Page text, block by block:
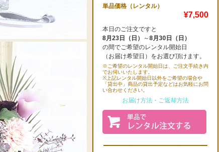
単品価格（レンタル）
¥7,500
本日のご注文ですと
8月23日（日）
～8月30日（日）
の間でご希望のレンタル開始日
（お届け希望日）をお選び頂けます。
※ご希望のレンタル開始日は、ご注文手続き内
でお伺いいたします。
※上記レンタル開始日以外をご希望の場合や
「貸出中」商品の貸出予定などはお気軽にお問
い合わせください。
お届け方法・ご返却方法